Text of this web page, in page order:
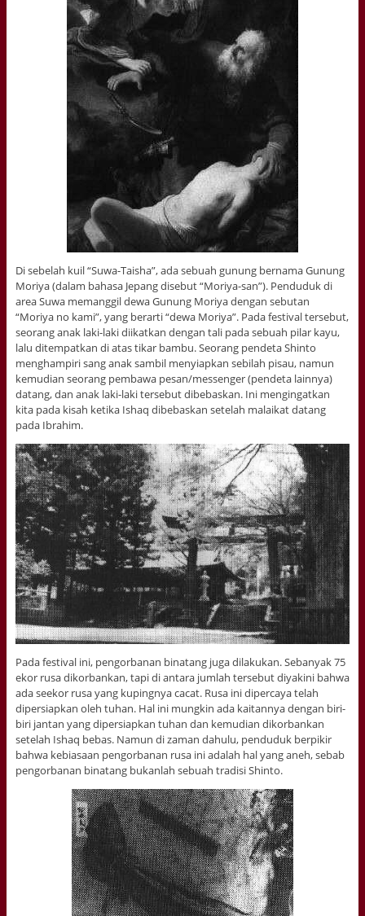
Di sebelah kuil “Suwa-Taisha”, ada sebuah gunung bernama Gunung
Moriya (dalam bahasa Jepang disebut “Moriya-san”). Penduduk di
area Suwa memanggil dewa Gunung Moriya dengan sebutan
“Moriya no kami”, yang berarti “dewa Moriya”. Pada festival tersebut,
seorang anak laki-laki diikatkan dengan tali pada sebuah pilar kayu,
lalu ditempatkan di atas tikar bambu. Seorang pendeta Shinto
menghampiri sang anak sambil menyiapkan sebilah pisau, namun
kemudian seorang pembawa pesan/messenger (pendeta lainnya)
datang, dan anak laki-laki tersebut dibebaskan. Ini mengingatkan
kita pada kisah ketika Ishaq dibebaskan setelah malaikat datang
pada Ibrahim.
Pada festival ini, pengorbanan binatang juga dilakukan. Sebanyak 75
ekor rusa dikorbankan, tapi di antara jumlah tersebut diyakini bahwa
ada seekor rusa yang kupingnya cacat. Rusa ini dipercaya telah
dipersiapkan oleh tuhan. Hal ini mungkin ada kaitannya dengan biri-
biri jantan yang dipersiapkan tuhan dan kemudian dikorbankan
setelah Ishaq bebas. Namun di zaman dahulu, penduduk berpikir
bahwa kebiasaan pengorbanan rusa ini adalah hal yang aneh, sebab
pengorbanan binatang bukanlah sebuah tradisi Shinto.